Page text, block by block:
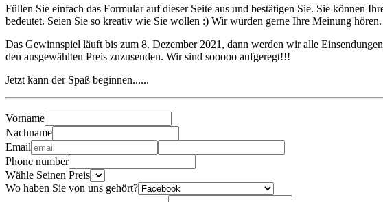
Füllen Sie einfach das Formular auf dieser Seite aus und bestätigen Sie. Sie können
bedeutet. Seien Sie so kreativ wie Sie wollen :) Wir würden gerne Ihre Meinung hören.
Das Gewinnspiel läuft bis zum 8. Dezember 2021, dann werden wir alle
den ausgewählten Preis zuzusenden. Wir sind sooooo aufgeregt!!!
Jetzt kann der Spaß beginnen......
Vorname
Nachname
Email
Phone number
Wähle Seinen Preis
Wo haben Sie von uns gehört?